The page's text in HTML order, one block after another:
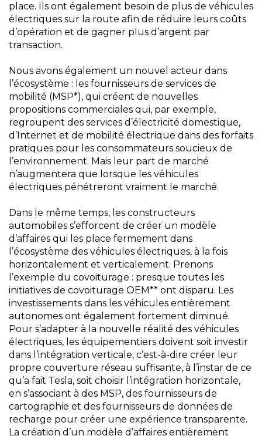
place. Ils ont également besoin de plus de véhicules
électriques sur la route afin de réduire leurs coûts
d’opération et de gagner plus d’argent par
transaction.
Nous avons également un nouvel acteur dans
l’écosystème : les fournisseurs de services de
mobilité (MSP*), qui créent de nouvelles
propositions commerciales qui, par exemple,
regroupent des services d’électricité domestique,
d’Internet et de mobilité électrique dans des forfaits
pratiques pour les consommateurs soucieux de
l’environnement. Mais leur part de marché
n’augmentera que lorsque les véhicules
électriques pénétreront vraiment le marché.
Dans le même temps, les constructeurs
automobiles s’efforcent de créer un modèle
d’affaires qui les place fermement dans
l’écosystème des véhicules électriques, à la fois
horizontalement et verticalement. Prenons
l’exemple du covoiturage : presque toutes les
initiatives de covoiturage OEM** ont disparu. Les
investissements dans les véhicules entièrement
autonomes ont également fortement diminué.
Pour s’adapter à la nouvelle réalité des véhicules
électriques, les équipementiers doivent soit investir
dans l’intégration verticale, c’est-à-dire créer leur
propre couverture réseau suffisante, à l’instar de ce
qu’a fait Tesla, soit choisir l’intégration horizontale,
en s’associant à des MSP, des fournisseurs de
cartographie et des fournisseurs de données de
recharge pour créer une expérience transparente.
La création d’un modèle d’affaires entièrement